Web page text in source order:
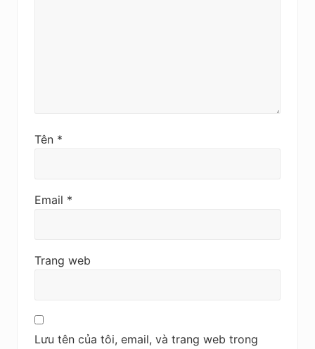
Tên *
Email *
Trang web
Lưu tên của tôi, email, và trang web trong